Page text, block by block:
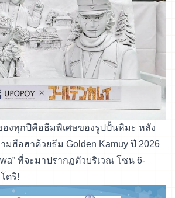
งทุกปีคือธีมพิเศษของรูปปั้นหิมะ หลัง
มฮือฮาด้วยธีม Golden Kamuy ปี 2026
ที่จะมาปรากฏตัวบริเวณ โซน 6-
ดริ!